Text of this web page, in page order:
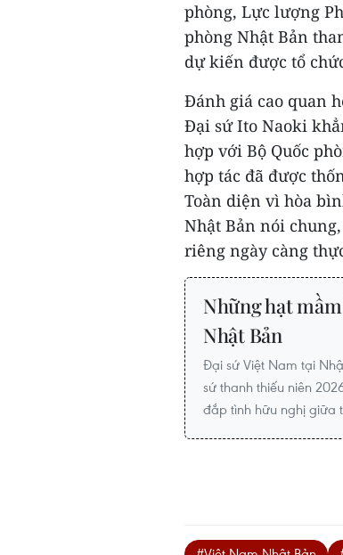
phòng, Lực lượng
phòng Nhật Bản
dự kiến được tổ
Đánh giá cao quan
Đại sứ Ito Naoki
hợp với Bộ Quốc
hợp tác đã được
Toàn diện vì hòa
Nhật Bản nói
riêng ngày càng
Những hạt
Nhật Bản
Đại sứ Việt Nam tại
sứ thanh thiếu niên
đắp tình hữu nghị giữa